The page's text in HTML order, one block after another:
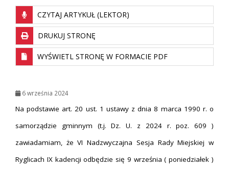
CZYTAJ ARTYKUŁ (LEKTOR)
DRUKUJ STRONĘ
WYŚWIETL STRONĘ W FORMACIE PDF
6 września 2024
Na podstawie art. 20 ust. 1 ustawy z dnia 8 marca 1990 r. o
samorządzie gminnym (t.j. Dz. U. z 2024 r. poz. 609 )
zawiadamiam, że VI Nadzwyczajna Sesja Rady Miejskiej w
Ryglicach IX kadencji odbędzie się 9 września ( poniedziałek )